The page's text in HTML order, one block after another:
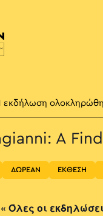
εκδήλωση
A
ΔΩΡΕΑΝ ΕΚΘΕΣΗ
« Όλες οι